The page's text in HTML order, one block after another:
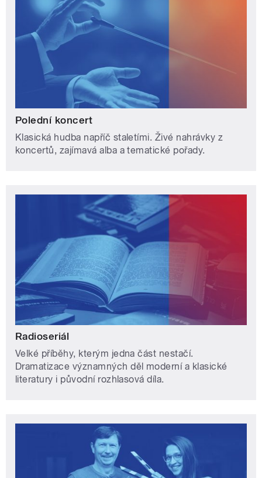
Polední koncert
Klasická hudba napříč staletími. Živé nahrávky z
koncertů, zajímavá alba a tematické pořady.
Radioseriál
Velké příběhy, kterým jedna část nestačí.
Dramatizace významných děl moderní a klasické
literatury i původní rozhlasová díla.